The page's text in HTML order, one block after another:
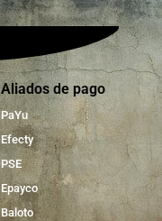
Aliados de pago
PaYu
Efecty
PSE
Epayco
Baloto